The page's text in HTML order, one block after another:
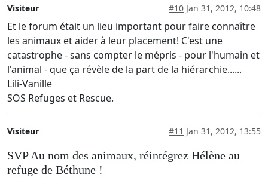
Visiteur #10 Jan 31, 2012, 10:48
Et le forum était un lieu important pour faire connaître
les animaux et aider à leur placement! C'est une
catastrophe - sans compter le mépris - pour l'humain et
l'animal - que ça révèle de la part de la hiérarchie......
Lili-Vanille
SOS Refuges et Rescue.
Visiteur #11 Jan 31, 2012, 13:55
SVP Au nom des animaux, réintégrez Hélène au
refuge de Béthune !